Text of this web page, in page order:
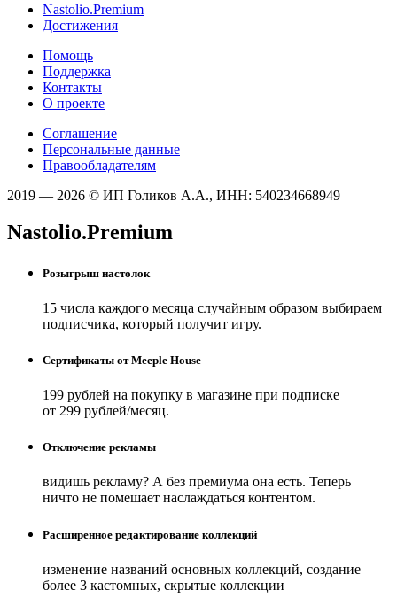
Nastolio.Premium
Достижения
Помощь
Поддержка
Контакты
О проекте
Соглашение
Персональные данные
Правообладателям
2019 — 2026 © ИП Голиков А.А., ИНН: 540234668949
Nastolio.Premium
Розыгрыш настолок
15 числа каждого месяца случайным образом выбираем
подписчика, который получит игру.
Сертификаты от Meeple House
199 рублей на покупку в магазине при подписке
от 299 рублей/месяц.
Отключение рекламы
видишь рекламу? А без премиума она есть. Теперь
ничто не помешает наслаждаться контентом.
Расширенное редактирование коллекций
изменение названий основных коллекций, создание
более 3 кастомных, скрытые коллекции